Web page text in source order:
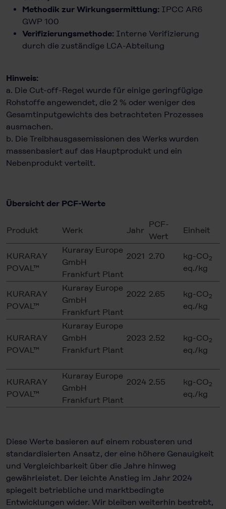
Methodik zur Wirkungsermittlung: IPCC AR6
GWP 100
Verifizierungsmethode: Interne Verifizierung
durch die zuständige LCA-Abteilung
Hinweis:
a. Die Cut-off-Regel wurde für einige geringfügige
Rohstoffe angewendet, die 2 % oder weniger des
Gesamtinputgewichts des betrachteten Prozesses
ausmachen.
b. Die Treibhausgasemissionen des Werks wurden
massenbasiert auf das Hauptprodukt und ein
Nebenprodukt verteilt.
Übersicht der PCF-Werte
Produkt Werk Jahr
PCF-
Wert
Einheit
KURARAY
POVAL™
Kuraray Europe
GmbH
Frankfurt Plant
2021 2.70 kg-CO2
eq./kg
KURARAY
POVAL™
Kuraray Europe
GmbH
Frankfurt Plant
2022 2.65 kg-CO2
eq./kg
KURARAY
POVAL™
Kuraray Europe
GmbH
Frankfurt Plant
2023 2.52 kg-CO2
eq./kg
KURARAY
POVAL™
Kuraray Europe
GmbH
Frankfurt Plant
2024 2.55 kg-CO2
eq./kg
Diese Werte basieren auf einem robusteren und
standardisierten Ansatz, der eine höhere Genauigkeit
und Vergleichbarkeit über die Jahre hinweg
gewährleistet. Der leichte Anstieg im Jahr 2024
spiegelt betriebliche und marktbedingte
Entwicklungen wider. Wir bleiben weiterhin bestrebt,